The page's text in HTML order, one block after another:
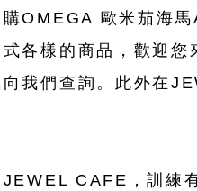
購OMEGA 歐米茄海
式各樣的商品，歡迎
向我們查詢。此外在
JEWEL CAFE，訓練